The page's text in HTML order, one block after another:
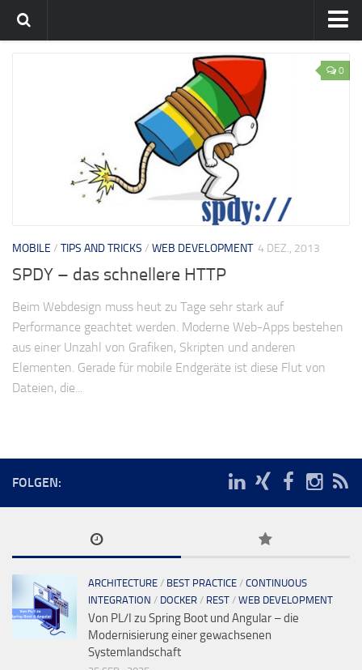
0
MOBILE / TIPS AND TRICKS / WEB DEVELOPMENT 4 DEZ., 2013
SPDY – das schnellere HTTP
Beim Webdesign muss heut zu Tage sehr stark auf
Performance geachtet werden. Moderne Web-Apps bestehen
aus einer Unzahl von Grafiken, Skripten und anderen
Elementen. Gerade für mobile Endgeräte ist diese Flut von
Dateien, die...
FOLGEN:
ARCHITECTURE / BEST PRACTICE / CONTINUOUS
INTEGRATION / DOCKER / REST / WEB DEVELOPMENT
Von PL/I zu Spring Boot und Angular – die
Modernisierung einer gewachsenen
Systemlandschaft